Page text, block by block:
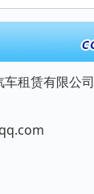
租赁有限公司